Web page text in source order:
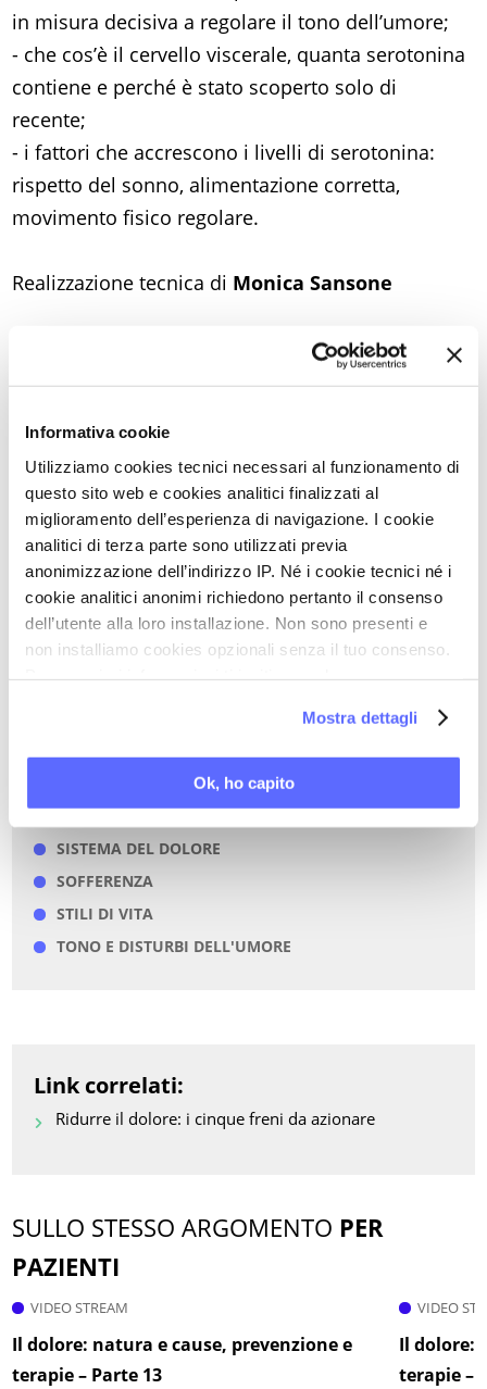
Informativa cookie
Utilizziamo cookies tecnici necessari al funzionamento di
questo sito web e cookies analitici finalizzati al
miglioramento dell’esperienza di navigazione. I cookie
analitici di terza parte sono utilizzati previa
anonimizzazione dell’indirizzo IP. Né i cookie tecnici né i
cookie analitici anonimi richiedono pertanto il consenso
dell’utente alla loro installazione. Non sono presenti e
non installiamo cookies opzionali senza il tuo consenso.
Mostra dettagli
Ok, ho capito
in misura decisiva a regolare il tono dell’umore;
- che cos’è il cervello viscerale, quanta serotonina
contiene e perché è stato scoperto solo di
recente;
- i fattori che accrescono i livelli di serotonina:
rispetto del sonno, alimentazione corretta,
movimento fisico regolare.
Realizzazione tecnica di Monica Sansone
Ultimi articoli su:
INFIAMMAZIONE E DOLORE CRONICO
Torna a Video Stream
STAMPA PDF
PAROLE CHIAVE DI QUESTO ARTICOLO
SISTEMA DEL DOLORE
SOFFERENZA
STILI DI VITA
TONO E DISTURBI DELL'UMORE
Link correlati:
Ridurre il dolore: i cinque freni da azionare
SULLO STESSO ARGOMENTO PER
PAZIENTI
VIDEO STREAM
Il dolore: natura e cause, prevenzione e
terapie – Parte 13
VIDEO
Il dolore:
terapie –